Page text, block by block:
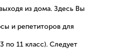
из дома. Здесь Вы
и репетиторов для
по 11 класс). Следует